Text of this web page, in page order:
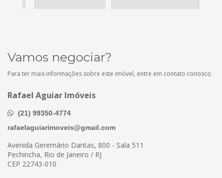
Vamos negociar?
Para ter mais informações sobre este imóvel, entre em contato conosco
Rafael Aguiar Imóveis
(21) 99350-4774
rafaelaguiarimoveis@gmail.com
Avenida Geremário Dantas, 800 - Sala 511
Pechincha, Rio de Janeiro / RJ
CEP 22743-010